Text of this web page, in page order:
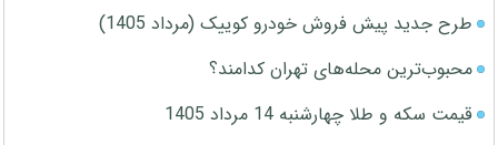
طرح جدید پیش فروش خودرو کوییک (مرداد 1405)
محبوب‌ترین محله‌های تهران کدامند؟
قیمت سکه و طلا چهارشنبه 14 مرداد 1405